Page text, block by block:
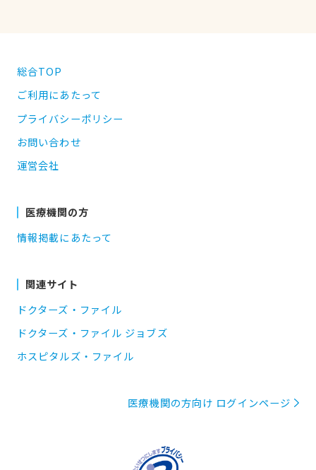
総合TOP
ご利用にあたって
プライバシーポリシー
お問い合わせ
運営会社
医療機関の方
情報掲載にあたって
関連サイト
ドクターズ・ファイル
ドクターズ・ファイル ジョブズ
ホスピタルズ・ファイル
医療機関の方向け ログインページ